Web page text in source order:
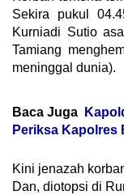
Sekira pukul
Kurniadi Sutio
Tamiang
meninggal dunia).
Baca Juga
Periksa Kapolres
Kini jenazah
Dan, diotopsi di